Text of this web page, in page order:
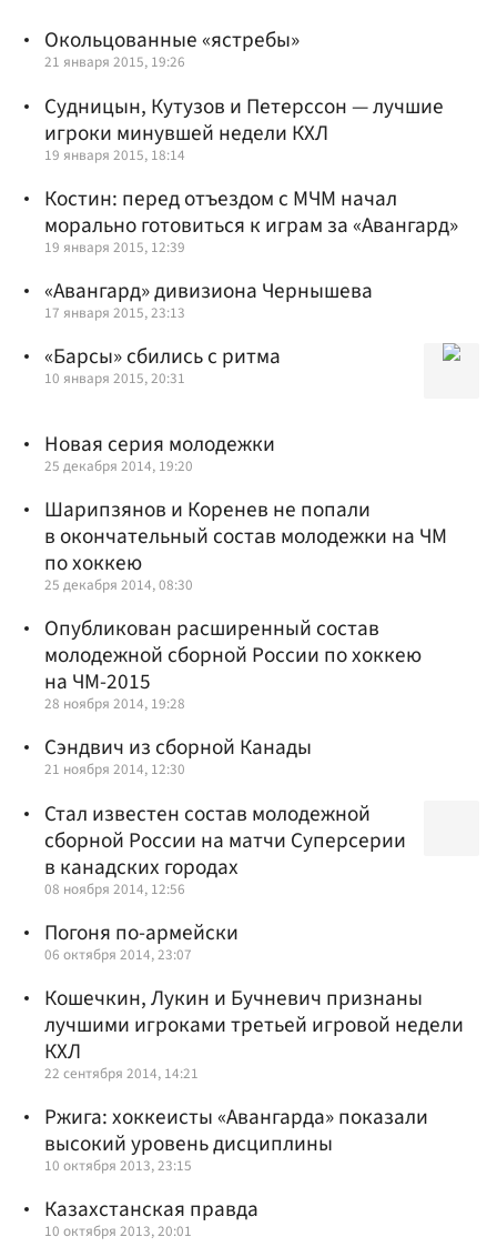
Окольцованные «ястребы»
21 января 2015, 19:26
Судницын, Кутузов и Петерссон — лучшие
игроки минувшей недели КХЛ
19 января 2015, 18:14
Костин: перед отъездом с МЧМ начал
морально готовиться к играм за «Авангард»
19 января 2015, 12:39
«Авангард» дивизиона Чернышева
17 января 2015, 23:13
«Барсы» сбились с ритма
10 января 2015, 20:31
Новая серия молодежки
25 декабря 2014, 19:20
Шарипзянов и Коренев не попали
в окончательный состав молодежки на ЧМ
по хоккею
25 декабря 2014, 08:30
Опубликован расширенный состав
молодежной сборной России по хоккею
на ЧМ-2015
28 ноября 2014, 19:28
Сэндвич из сборной Канады
21 ноября 2014, 12:30
Стал известен состав молодежной
сборной России на матчи Суперсерии
в канадских городах
08 ноября 2014, 12:56
Погоня по-армейски
06 октября 2014, 23:07
Кошечкин, Лукин и Бучневич признаны
лучшими игроками третьей игровой недели
КХЛ
22 сентября 2014, 14:21
Ржига: хоккеисты «Авангарда» показали
высокий уровень дисциплины
10 октября 2013, 23:15
Казахстанская правда
10 октября 2013, 20:01